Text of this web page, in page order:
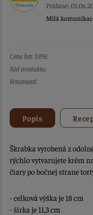
Pridané:
Milá
Cena bez DPH:
Kód produktu:
Hmotnosť:
Popis
Škrabka vyrobená z
rýchlo vytvarujete krém
čiary po bočnej strane
- celková výška je 18 cm
- šírka je 11,3 cm